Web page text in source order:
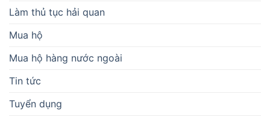
Làm thủ tục hải quan
Mua hộ
Mua hộ hàng nước ngoài
Tin tức
Tuyển dụng